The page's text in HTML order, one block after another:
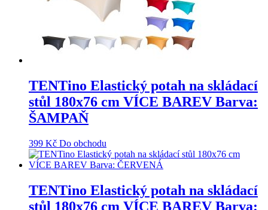
TENTino Elastický potah na skládací
stůl 180x76 cm VÍCE BAREV Barva:
ŠAMPAŇ
399 Kč Do obchodu
TENTino Elastický potah na skládací
stůl 180x76 cm VÍCE BAREV Barva: